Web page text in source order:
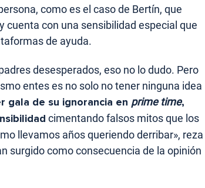
como es el caso de Bertín, que
cuenta con una sensibilidad especial que
de ayuda.
desesperados, eso no lo dudo. Pero
entes es no solo no tener ninguna idea
gala de su ignorancia en prime time,
cimentando falsos mitos que los
llevamos años queriendo derribar», reza
surgido como consecuencia de la opinión